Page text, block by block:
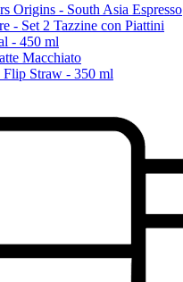
Origins - South Asia Espresso
- Set 2 Tazzine con Piattini
- 450 ml
Macchiato
Flip Straw - 350 ml